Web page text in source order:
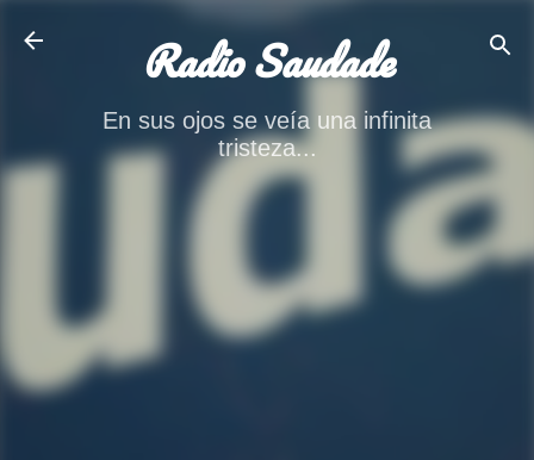
Radio Saudade
En sus ojos se veía una infinita
tristeza...